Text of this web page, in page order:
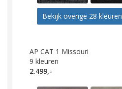
Bekijk overige 28 kleuren
AP CAT 1 Missouri
9 kleuren
2.499,-